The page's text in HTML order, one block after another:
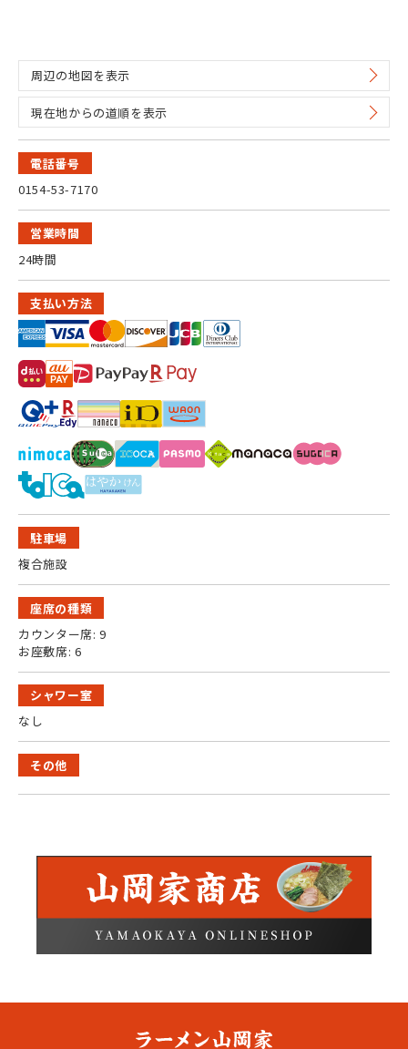
周辺の地図を表示
現在地からの道順を表示
電話番号
0154-53-7170
営業時間
24時間
支払い方法
駐車場
複合施設
座席の種類
カウンター席: 9
お座敷席: 6
シャワー室
なし
その他